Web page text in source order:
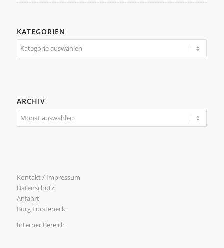
KATEGORIEN
Kategorien
ARCHIV
Kontakt / Impressum
Datenschutz
Anfahrt
Burg Fürsteneck
Interner Bereich